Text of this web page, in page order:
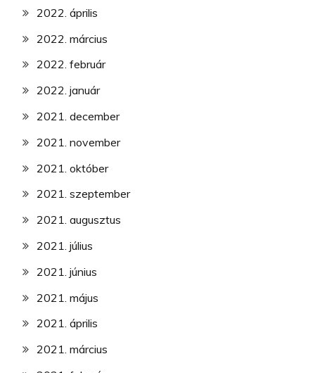
2022. április
2022. március
2022. február
2022. január
2021. december
2021. november
2021. október
2021. szeptember
2021. augusztus
2021. július
2021. június
2021. május
2021. április
2021. március